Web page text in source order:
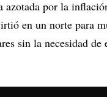
azotada por la
en un norte para
sin la necesidad